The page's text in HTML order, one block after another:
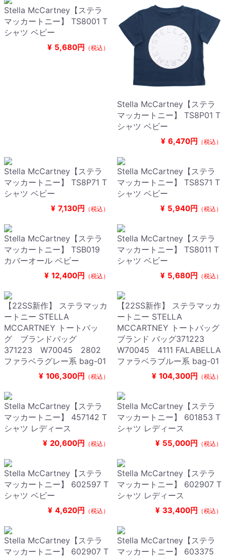
Stella McCartney【ステラ
マッカートニー】 TS8001 T
シャツ ベビー
¥ 5,680円 （税込）
Stella McCartney【ステラ
マッカートニー】 TS8P01 T
シャツ ベビー
¥ 6,470円 （税込）
Stella McCartney【ステラ
マッカートニー】 TS8P71 T
シャツ ベビー
¥ 7,130円 （税込）
Stella McCartney【ステラ
マッカートニー】 TS8S71 T
シャツ ベビー
¥ 5,940円 （税込）
Stella McCartney【ステラ
マッカートニー】 TSB019
カバーオール ベビー
¥ 12,400円 （税込）
Stella McCartney【ステラ
マッカートニー】 TS8011 T
シャツ ベビー
¥ 5,680円 （税込）
【22SS新作】 ステラマッカ
ートニー STELLA
MCCARTNEY トートバッ
グ ブランドバッグ
371223 W70045 2802
ファラベラグレー系 bag-01
¥ 106,300円 （税込）
【22SS新作】 ステラマッカ
ートニー STELLA
MCCARTNEY トートバッグ
ブランド バッグ371223
W70045 4111 FALABELLA
ファラベラブルー系 bag-01
¥ 104,300円 （税込）
Stella McCartney【ステラ
マッカートニー】 457142 T
シャツ レディース
¥ 20,600円 （税込）
Stella McCartney【ステラ
マッカートニー】 601853 T
シャツ レディース
¥ 55,000円 （税込）
Stella McCartney【ステラ
マッカートニー】 602597 T
シャツ ベビー
¥ 4,620円 （税込）
Stella McCartney【ステラ
マッカートニー】 602907 T
シャツ レディース
¥ 33,400円 （税込）
Stella McCartney【ステラ
マッカートニー】 602907 T
Stella McCartney【ステラ
マッカートニー】 603375